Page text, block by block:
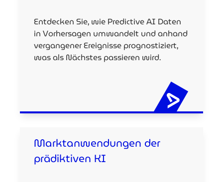
Entdecken Sie, wie Predictive AI Daten
in Vorhersagen umwandelt und anhand
vergangener Ereignisse prognostiziert,
was als Nächstes passieren wird.
Marktanwendungen der
prädiktiven KI